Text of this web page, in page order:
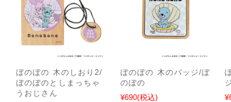
ぼのぼの 木のしおり2/
ぼのぼのとしまっちゃ
うおじさん
ぼのぼの 木のバッジ/ぼ
のぼの
¥690(税込)